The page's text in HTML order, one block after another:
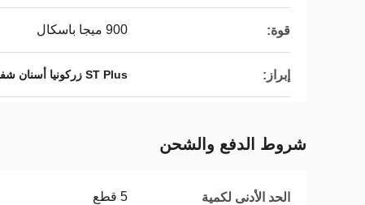
قوة: 900 ميجا باسكال
إبراز: ST Plus زركونيا أسنان شفافة
شروط الدفع والشحن
الحد الأدنى لكمية 5 قطع